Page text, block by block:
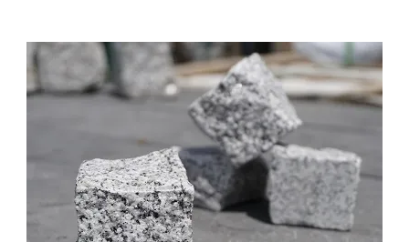
der
Bildgalerie
springen